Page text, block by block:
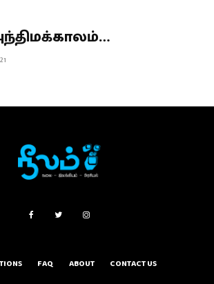
FAQ ABOUT CONTACT US